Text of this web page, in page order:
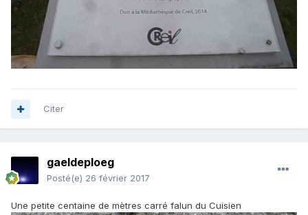
Citer
gaeldeploeg
Posté(e) 26 février 2017
Une petite centaine de mètres carré falun du Cuisien